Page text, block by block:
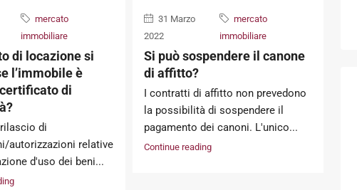
mercato
immobiliare
di locazione si
l’immobile è
di
di
autorizzazioni relative
d'uso dei beni...
31 Marzo
2022
mercato
immobiliare
Si può sospendere il canone
di affitto?
I contratti di affitto non prevedono
la possibilità di sospendere il
pagamento dei canoni. L'unico...
Continue reading